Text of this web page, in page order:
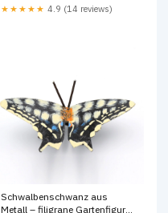
★★★★★ 4.9 (14 reviews)
Schwalbenschwanz aus
Metall – filigrane Gartenfigur